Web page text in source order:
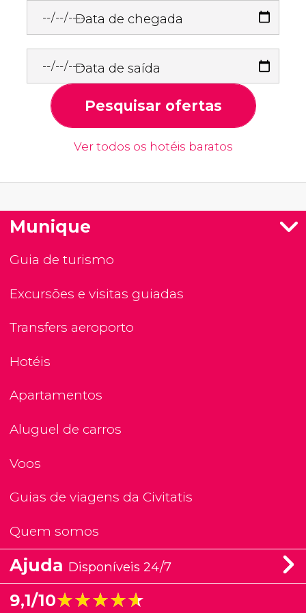
Data de chegada
Data de saída
Pesquisar ofertas
Ver todos os hotéis baratos
Munique
Guia de turismo
Excursões e visitas guiadas
Transfers aeroporto
Hotéis
Apartamentos
Aluguel de carros
Voos
Guias de viagens da Civitatis
Quem somos
Ajuda Disponíveis 24/7
9,1/10★★★★★
★★★★★